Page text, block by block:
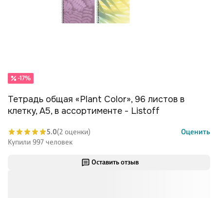
Оставить отзыв
-17%
Тетрадь общая «Plant Color», 96 листов в
клетку, А5, в ассортименте - Listoff
5.0(2 оценки)
Оценить
Купили 997 человек